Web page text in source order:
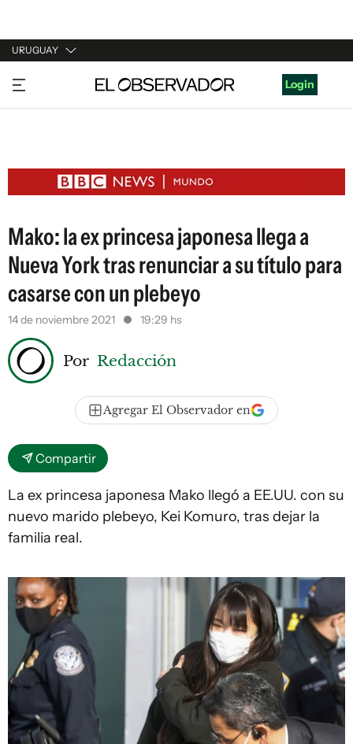
URUGUAY
URUGUAY
ARGENTINA
ESTADOS UNIDOS
Login
Mako: la ex princesa japonesa llega a
Nueva York tras renunciar a su título para
casarse con un plebeyo
14 de noviembre 2021 19:29 hs
Por Redacción
Agregar El Observador en
Compartir
La ex princesa japonesa Mako llegó a EE.UU. con su
nuevo marido plebeyo, Kei Komuro, tras dejar la
familia real.